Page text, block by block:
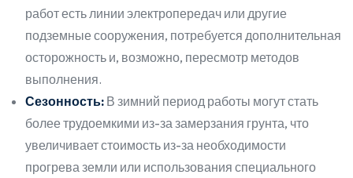
работ есть линии электропередач или другие
подземные сооружения, потребуется дополнительная
осторожность и, возможно, пересмотр методов
выполнения.
Сезонность: В зимний период работы могут стать
более трудоемкими из-за замерзания грунта, что
увеличивает стоимость из-за необходимости
прогрева земли или использования специального